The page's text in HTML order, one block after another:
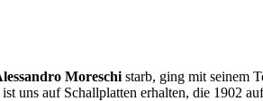
Moreschi starb, ging mit seinem
uns auf Schallplatten erhalten, die 1902